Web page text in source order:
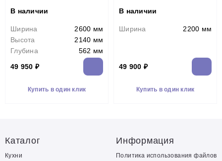
В наличии
Ширина
2600 мм
Высота
2140 мм
Глубина
562 мм
49 950 ₽
Купить в один клик
В наличии
Ширина 2200 мм
49 900 ₽
Купить в один клик
Каталог
Кухни
Информация
Политика использования файлов